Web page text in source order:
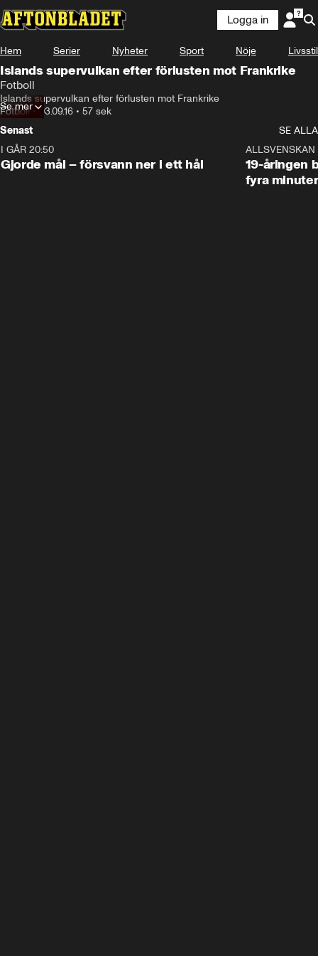
Logga in
Hem Serier Nyheter Sport Nöje Livsstil
Islands supervulkan efter förlusten mot Frankrike
Fotboll
Islands supervulkan efter förlusten mot Frankrike
Fotboll•03.09.16 • 57 sek
Se mer
Senast
SE ALLA
I GÅR 20:50
Gjorde mål – försvann ner i ett hål
ALLSVENSKAN
19-åringen
fyra minuter